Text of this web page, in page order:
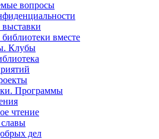
вопросы
вместе
Клубы
Программы
чтение
дел